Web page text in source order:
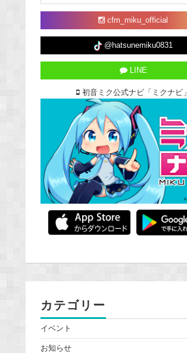
cfm_miku_official
@hatsunemiku0831
LINE
初音ミク公式ナビ「ミクナビ」
カテゴリー
イベント
お知らせ